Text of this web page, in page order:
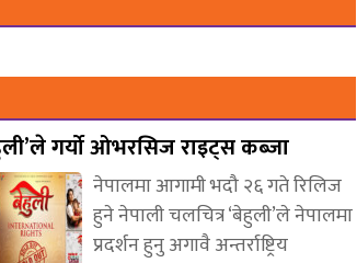
गर्यो ओभरसिज राइट्स कब्जा
नेपालमा आगामी भदौ २६ गते रिलिज
हुने नेपाली चलचित्र ‘बेहुली’ले नेपालमा
प्रदर्शन हुनु अगावै अन्तर्राष्ट्रिय